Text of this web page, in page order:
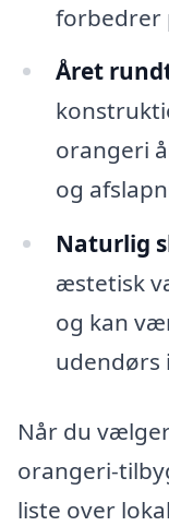
forbedrer
Året
orangeri
og
Naturlig
æstetisk
og kan
udendørs
Når du
orangeri-
liste over